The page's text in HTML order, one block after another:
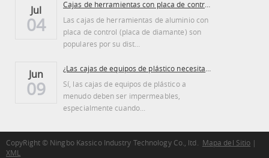
Jul
04
Las cajas de herramientas de aluminio con
placa de control (placa de diamante) son
populares por su dist…
Jun
09
Sí, las cajas de equipos de plástico a
menudo deben ser impermeables,
especialmente cuando...
CopyRight © Ningbo Kassico Industry Technology Co., ltd. Mapa del Sitio |
XML